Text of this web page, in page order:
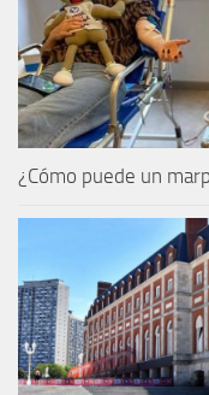
¿Cómo puede un